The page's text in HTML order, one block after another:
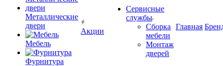
Металлические
двери
Мебель
Фурнитура
Акции
Сервисные
службы
Сборка
мебели
Монтаж
дверей
Главная